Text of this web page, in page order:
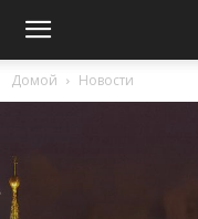
Домой Новости